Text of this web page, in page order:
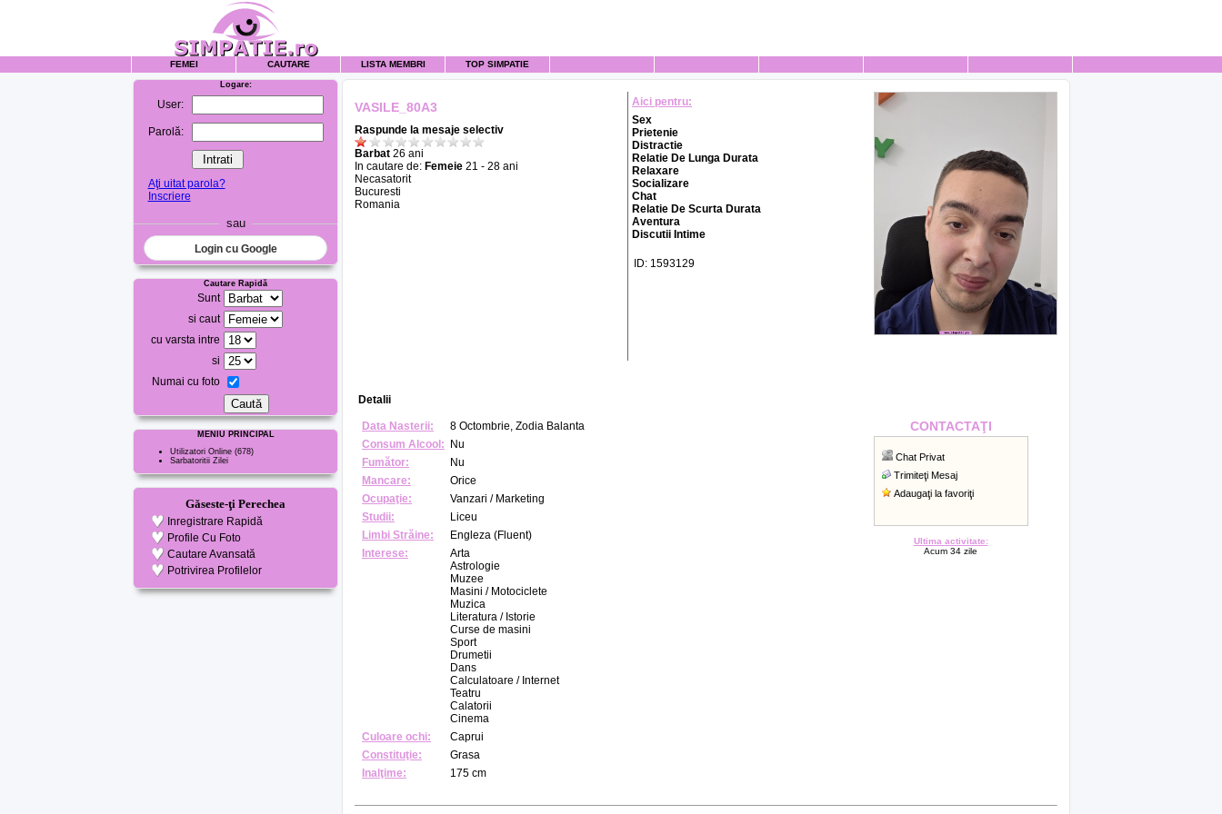
FEMEI CAUTARE LISTA MEMBRI TOP SIMPATIE
Logare:
User:
Parolă:
Aţi uitat parola?
Inscriere
sau
Login cu Google
Cautare Rapidă
Sunt
si caut
cu varsta intre
si
Numai cu foto
MENIU PRINCIPAL
Utilizatori Online (678)
Sarbatoritii Zilei
Găseste-ţi Perechea
Inregistrare Rapidă
Profile Cu Foto
Cautare Avansată
Potrivirea Profilelor
VASILE_80A3
Raspunde la mesaje selectiv
Barbat 26 ani
In cautare de: Femeie 21 - 28 ani
Necasatorit
Bucuresti
Romania
Aici pentru:
Sex
Prietenie
Distractie
Relatie De Lunga Durata
Relaxare
Socializare
Chat
Relatie De Scurta Durata
Aventura
Discutii Intime
ID: 1593129
Detalii
Data Nasterii:
8 Octombrie, Zodia Balanta
Consum Alcool:
Nu
Fumător:
Nu
Mancare:
Orice
Ocupaţie:
Vanzari / Marketing
Studii:
Liceu
Limbi Străine:
Engleza (Fluent)
Interese:
Arta
Astrologie
Muzee
Masini / Motociclete
Muzica
Literatura / Istorie
Curse de masini
Sport
Drumetii
Dans
Calculatoare / Internet
Teatru
Calatorii
Cinema
Culoare ochi:
Caprui
Constituţie:
Grasa
Inalţime:
175 cm
CONTACTAŢI
Chat Privat
Trimiteţi Mesaj
Adaugaţi la favoriţi
Ultima activitate:
Acum 34 zile